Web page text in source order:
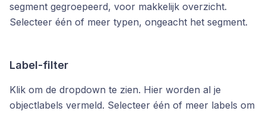
segment gegroepeerd, voor makkelijk overzicht.
Selecteer één of meer typen, ongeacht het segment.
Label-filter
Klik om de dropdown te zien. Hier worden al je
objectlabels vermeld. Selecteer één of meer labels om